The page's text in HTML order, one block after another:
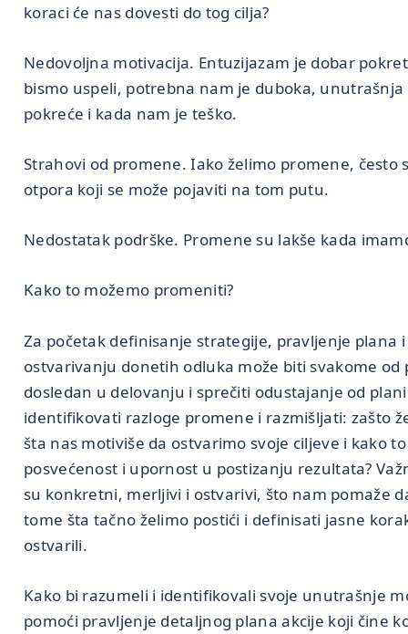
koraci će nas dovesti do tog cilja?
Nedovoljna motivacija. Entuzijazam je dobar
bismo uspeli, potrebna nam je duboka,
pokreće i kada nam je teško.
Strahovi od promene. Iako želimo promene, često
otpora koji se može pojaviti na tom putu.
Nedostatak podrške. Promene su lakše kada
Kako to možemo promeniti?
Za početak definisanje strategije, pravljenje plana
ostvarivanju donetih odluka može biti svakome od
dosledan u delovanju i sprečiti odustajanje od
identifikovati razloge promene i razmišljati: zašto
šta nas motiviše da ostvarimo svoje ciljeve i kako
posvećenost i upornost u postizanju rezultata?
su konkretni, merljivi i ostvarivi, što nam pomaže
tome šta tačno želimo postići i definisati jasne
ostvarili.
Kako bi razumeli i identifikovali svoje unutrašnje
pomoći pravljenje detaljnog plana akcije koji čine